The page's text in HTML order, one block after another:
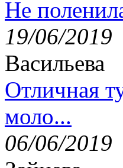
Не
19/06/2019
Васильева
Отличная
моло...
06/06/2019